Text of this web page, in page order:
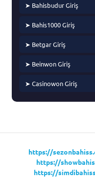
➤ Bahisbudur Giriş
➤ Bahis1000 Giriş
➤ Betgar Giriş
➤ Beinwon Giriş
➤ Casinowon Giriş
https://
https://
https://